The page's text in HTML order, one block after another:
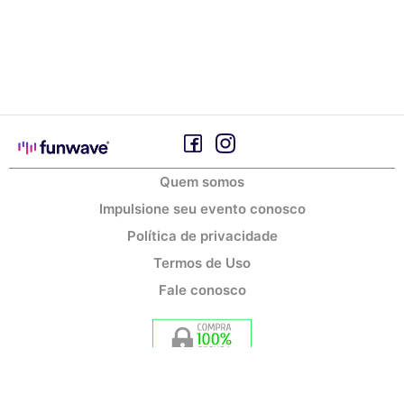
Quem somos
Impulsione seu evento conosco
Política de privacidade
Termos de Uso
Fale conosco